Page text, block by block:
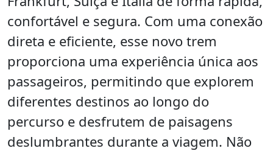
confortável e segura. Com uma conexão
direta e eficiente, esse novo trem
proporciona uma experiência única aos
passageiros, permitindo que explorem
diferentes destinos ao longo do
percurso e desfrutem de paisagens
deslumbrantes durante a viagem. Não